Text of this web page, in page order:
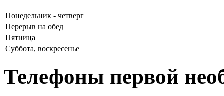
Понедельник - четверг
Перерыв на обед
Пятница
Суббота, воскресенье
Телефоны первой